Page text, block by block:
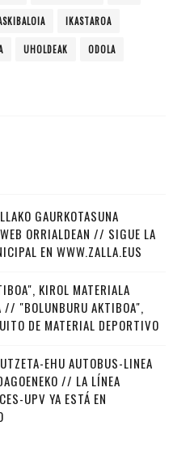
IKASTAROA
UHOLDEAK ODOLA
GAURKOTASUNA
ORRIALDEAN // SIGUE LA
EN WWW.ZALLA.EUS
KIROL MATERIALA
// "BOLUNBURU AKTIBOA",
DE MATERIAL DEPORTIVO
EHU AUTOBUS-LINEA
// LA LÍNEA
UPV YA ESTÁ EN